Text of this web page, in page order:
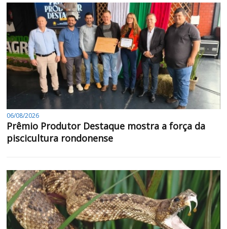
06/08/2026
Prêmio Produtor Destaque mostra a força da
piscicultura rondonense